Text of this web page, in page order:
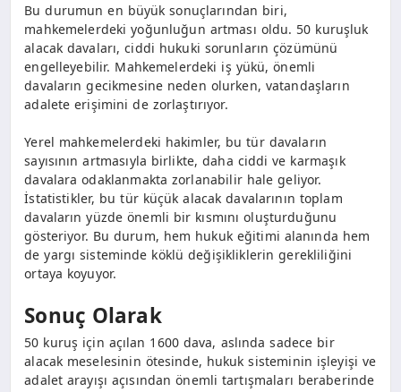
Bu durumun en büyük sonuçlarından biri,
mahkemelerdeki yoğunluğun artması oldu. 50 kuruşluk
alacak davaları, ciddi hukuki sorunların çözümünü
engelleyebilir. Mahkemelerdeki iş yükü, önemli
davaların gecikmesine neden olurken, vatandaşların
adalete erişimini de zorlaştırıyor.
Yerel mahkemelerdeki hakimler, bu tür davaların
sayısının artmasıyla birlikte, daha ciddi ve karmaşık
davalara odaklanmakta zorlanabilir hale geliyor.
İstatistikler, bu tür küçük alacak davalarının toplam
davaların yüzde önemli bir kısmını oluşturduğunu
gösteriyor. Bu durum, hem hukuk eğitimi alanında hem
de yargı sisteminde köklü değişikliklerin gerekliliğini
ortaya koyuyor.
Sonuç Olarak
50 kuruş için açılan 1600 dava, aslında sadece bir
alacak meselesinin ötesinde, hukuk sisteminin işleyişi ve
adalet arayışı açısından önemli tartışmaları beraberinde